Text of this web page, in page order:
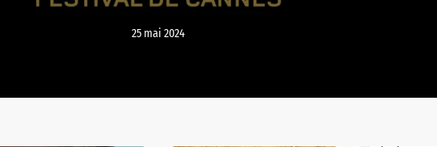
25 mai 2024